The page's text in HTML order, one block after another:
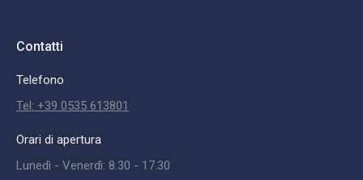
Contatti
Telefono
Tel: +39 0535 613801
Orari di apertura
Lunedì - Venerdì: 8.30 - 17.30